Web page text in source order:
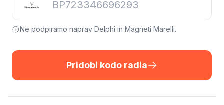
Ne podpiramo naprav Delphi in Magneti Marelli.
Pridobi kodo radia